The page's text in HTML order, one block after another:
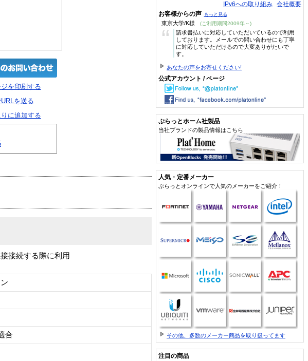
を印刷する
を送る
に追加する
接続する際に利用
合
IPv6への取り組み 会社概要
お客様からの声 もっと見る
東京大学/K様 (ご利用期間2009年～)
“
請求書払いに対応していただいているので利用
しております。メールでの問い合わせにも丁寧
に対応していただけるので大変ありがたいで
す。
あなたの声をお寄せください!
公式アカウント / ページ
ぷらっとホーム社製品
当社ブランドの製品情報はこちら
人気・定番メーカー
ぷらっとオンラインで人気のメーカーをご紹介！
その他、多数のメーカー商品を取り扱ってます
注目の商品